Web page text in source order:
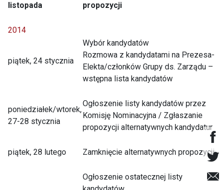
listopada
propozycji
2014
piątek, 24 stycznia
Wybór kandydatów
Rozmowa z kandydatami na Prezesa-
Elekta/członków Grupy ds. Zarządu –
wstępna lista kandydatów
poniedziałek/wtorek,
27-28 stycznia
Ogłoszenie listy kandydatów przez
Komisję Nominacyjna / Zgłaszanie
propozycji alternatywnych kandydatur
piątek, 28 lutego Zamknięcie alternatywnych propozycji
Ogłoszenie ostatecznej listy